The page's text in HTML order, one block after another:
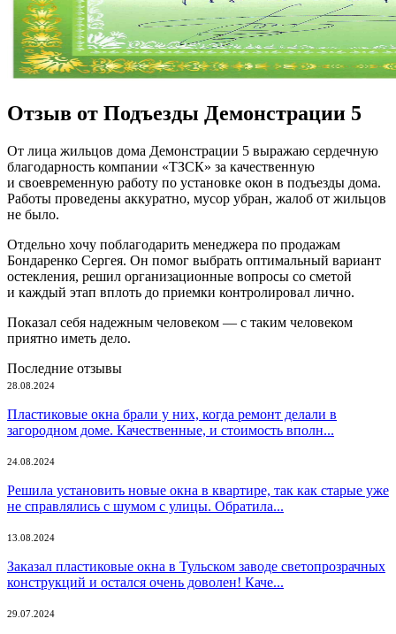
Отзыв от Подъезды Демонстрации 5
От лица жильцов дома Демонстрации 5 выражаю сердечную
благодарность компании «ТЗСК» за качественную
и своевременную работу по установке окон в подъезды дома.
Работы проведены аккуратно, мусор убран, жалоб от жильцов
не было.
Отдельно хочу поблагодарить менеджера по продажам
Бондаренко Сергея. Он помог выбрать оптимальный вариант
остекления, решил организационные вопросы со сметой
и каждый этап вплоть до приемки контролировал лично.
Показал себя надежным человеком — с таким человеком
приятно иметь дело.
Последние отзывы
28.08.2024
Пластиковые окна брали у них, когда ремонт делали в
загородном доме. Качественные, и стоимость вполн...
24.08.2024
Решила установить новые окна в квартире, так как старые уже
не справлялись с шумом с улицы. Обратила...
13.08.2024
Заказал пластиковые окна в Тульском заводе светопрозрачных
конструкций и остался очень доволен! Каче...
29.07.2024